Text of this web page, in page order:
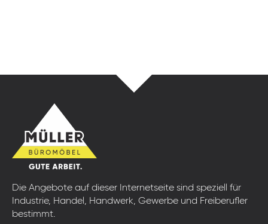
Die Angebote auf dieser Internetseite sind speziell für
Industrie, Handel, Handwerk, Gewerbe und Freiberufler
bestimmt.